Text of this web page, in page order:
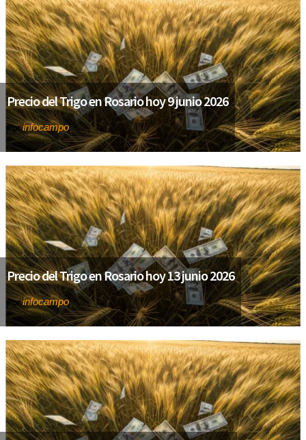
Precio del Trigo en Rosario hoy 9 junio 2026
Porinfocampo
Precio del Trigo en Rosario hoy 13 junio 2026
Porinfocampo